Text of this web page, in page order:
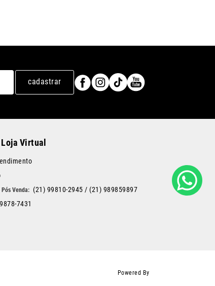
cadastrar
Virtual
(21) 99810-2945 / (21) 989859897
7431
Powered By